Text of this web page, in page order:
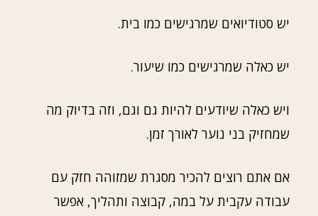
יש סטודיואים שמרגישים כמו בית.
יש כאלה שמרגישים כמו שיעור.
ויש כאלה שיודעים להיות גם וגם, וזה בדיוק מה
שמחזיק בני נוער לאורך זמן.
אם אתם רוצים להכיר מסגרת שמזוהה חזק עם
עבודה עקבית על במה, קבוצה ותהליך, אפשר